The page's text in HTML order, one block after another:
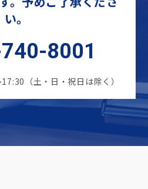
い。
8001
（土・日・祝日は除く）